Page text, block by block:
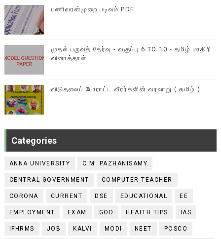
பணிவரன்முறை படிவம் PDF
முதல் பருவத் தேர்வு - வகுப்பு 6 TO 10 - தமிழ் மாதிரி
வினாத்தாள்
விடுதலைப் போராட்ட வீரர்களின் வரலாறு ( தமிழ் )
Categories
ANNA UNIVERSITY C.M .PAZHANISAMY
CENTRAL GOVERNMENT COMPUTER TEACHER
CORONA CURRENT DSE EDUCATIONAL EE
EMPLOYMENT EXAM GOD HEALTH TIPS IAS
IFHRMS JOB KALVI MODI NEET POSCO